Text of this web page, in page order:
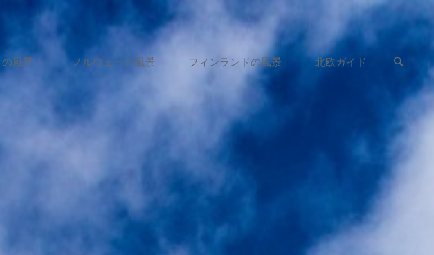
風景 ノルウェーの風景 フィンランドの風景 北欧ガイド